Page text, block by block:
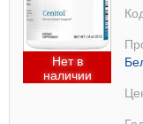
Нет в
наличии